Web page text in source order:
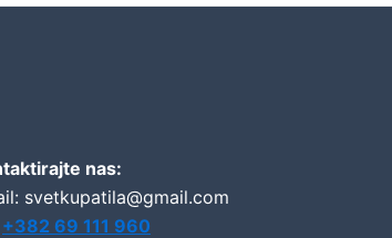
nas:
svetkupatila@gmail.com
+382 69 111 960